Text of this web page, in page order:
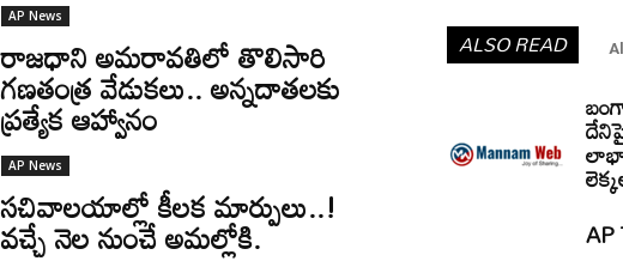
AP News
రాజధాని అమరావతిలో తొలిసారి
గణతంత్ర వేడుకలు.. అన్నదాతలకు
ప్రత్యేక ఆహ్వానం
AP News
సచివాలయాల్లో కీలక మార్పులు..!
వచ్చే నెల నుంచే అమల్లోకి.
ALSO READ All
AP